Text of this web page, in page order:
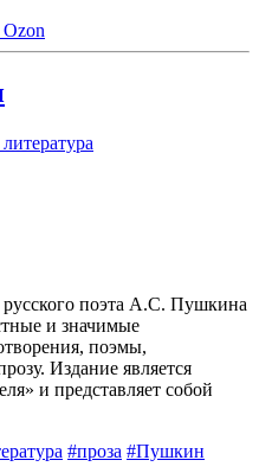
поэта А.С. Пушкина
и значимые
поэмы,
Издание является
и представляет собой
#проза #Пушкин